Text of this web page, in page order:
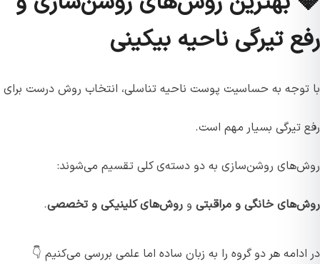
رفع تیرگی ناحیه بیکینی
با توجه به حساسیت پوست ناحیه تناسلی، انتخاب روش درست برای
رفع تیرگی بسیار مهم است.
روش‌های روشن‌سازی به دو دسته‌ی کلی تقسیم می‌شوند:
روش‌های خانگی و مراقبتی و روش‌های کلینیکی و تخصصی.
در ادامه هر دو گروه را به زبان ساده اما علمی بررسی می‌کنیم 👇